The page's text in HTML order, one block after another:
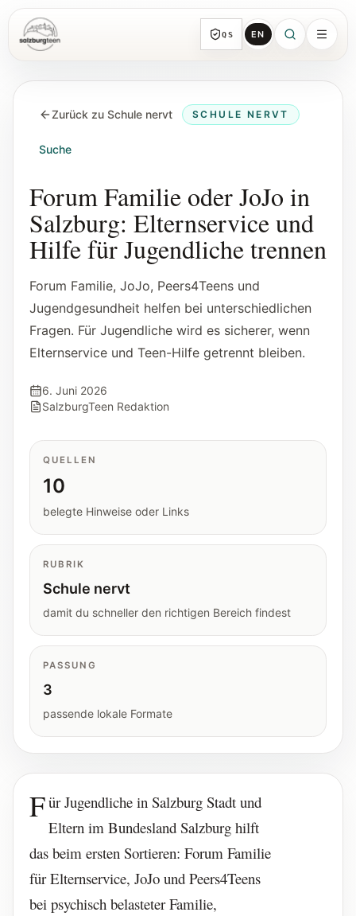
SalzburgTeen QS EN
Alle Themen-Rubriken mit repräsentativen
Von jeder Seite direkt zur nächsten
brauchbaren Spur.
Jugendrelevante Termine, Schnupperstunden
und geprüfte Einreichungen.
Tools
Interaktive Planer und schnelle
Orientierungshilfen.
Anlaufstellen.
Updates
Was neu, geprüft oder erweitert wurde.
Zurück zu Schule nervt SCHULE NERVT
Suche
Forum Familie oder JoJo in
Salzburg: Elternservice und
Hilfe für Jugendliche trennen
Forum Familie, JoJo, Peers4Teens und
Jugendgesundheit helfen bei unterschiedlichen
Fragen. Für Jugendliche wird es sicherer, wenn
Elternservice und Teen-Hilfe getrennt bleiben.
6. Juni 2026
SalzburgTeen Redaktion
QUELLEN
10
belegte Hinweise oder Links
RUBRIK
Schule nervt
damit du schneller den richtigen Bereich findest
PASSUNG
3
passende lokale Formate
Für Jugendliche in Salzburg Stadt und
Eltern im Bundesland Salzburg hilft
das beim ersten Sortieren: Forum Familie
für Elternservice, JoJo und Peers4Teens
bei psychisch belasteter Familie,